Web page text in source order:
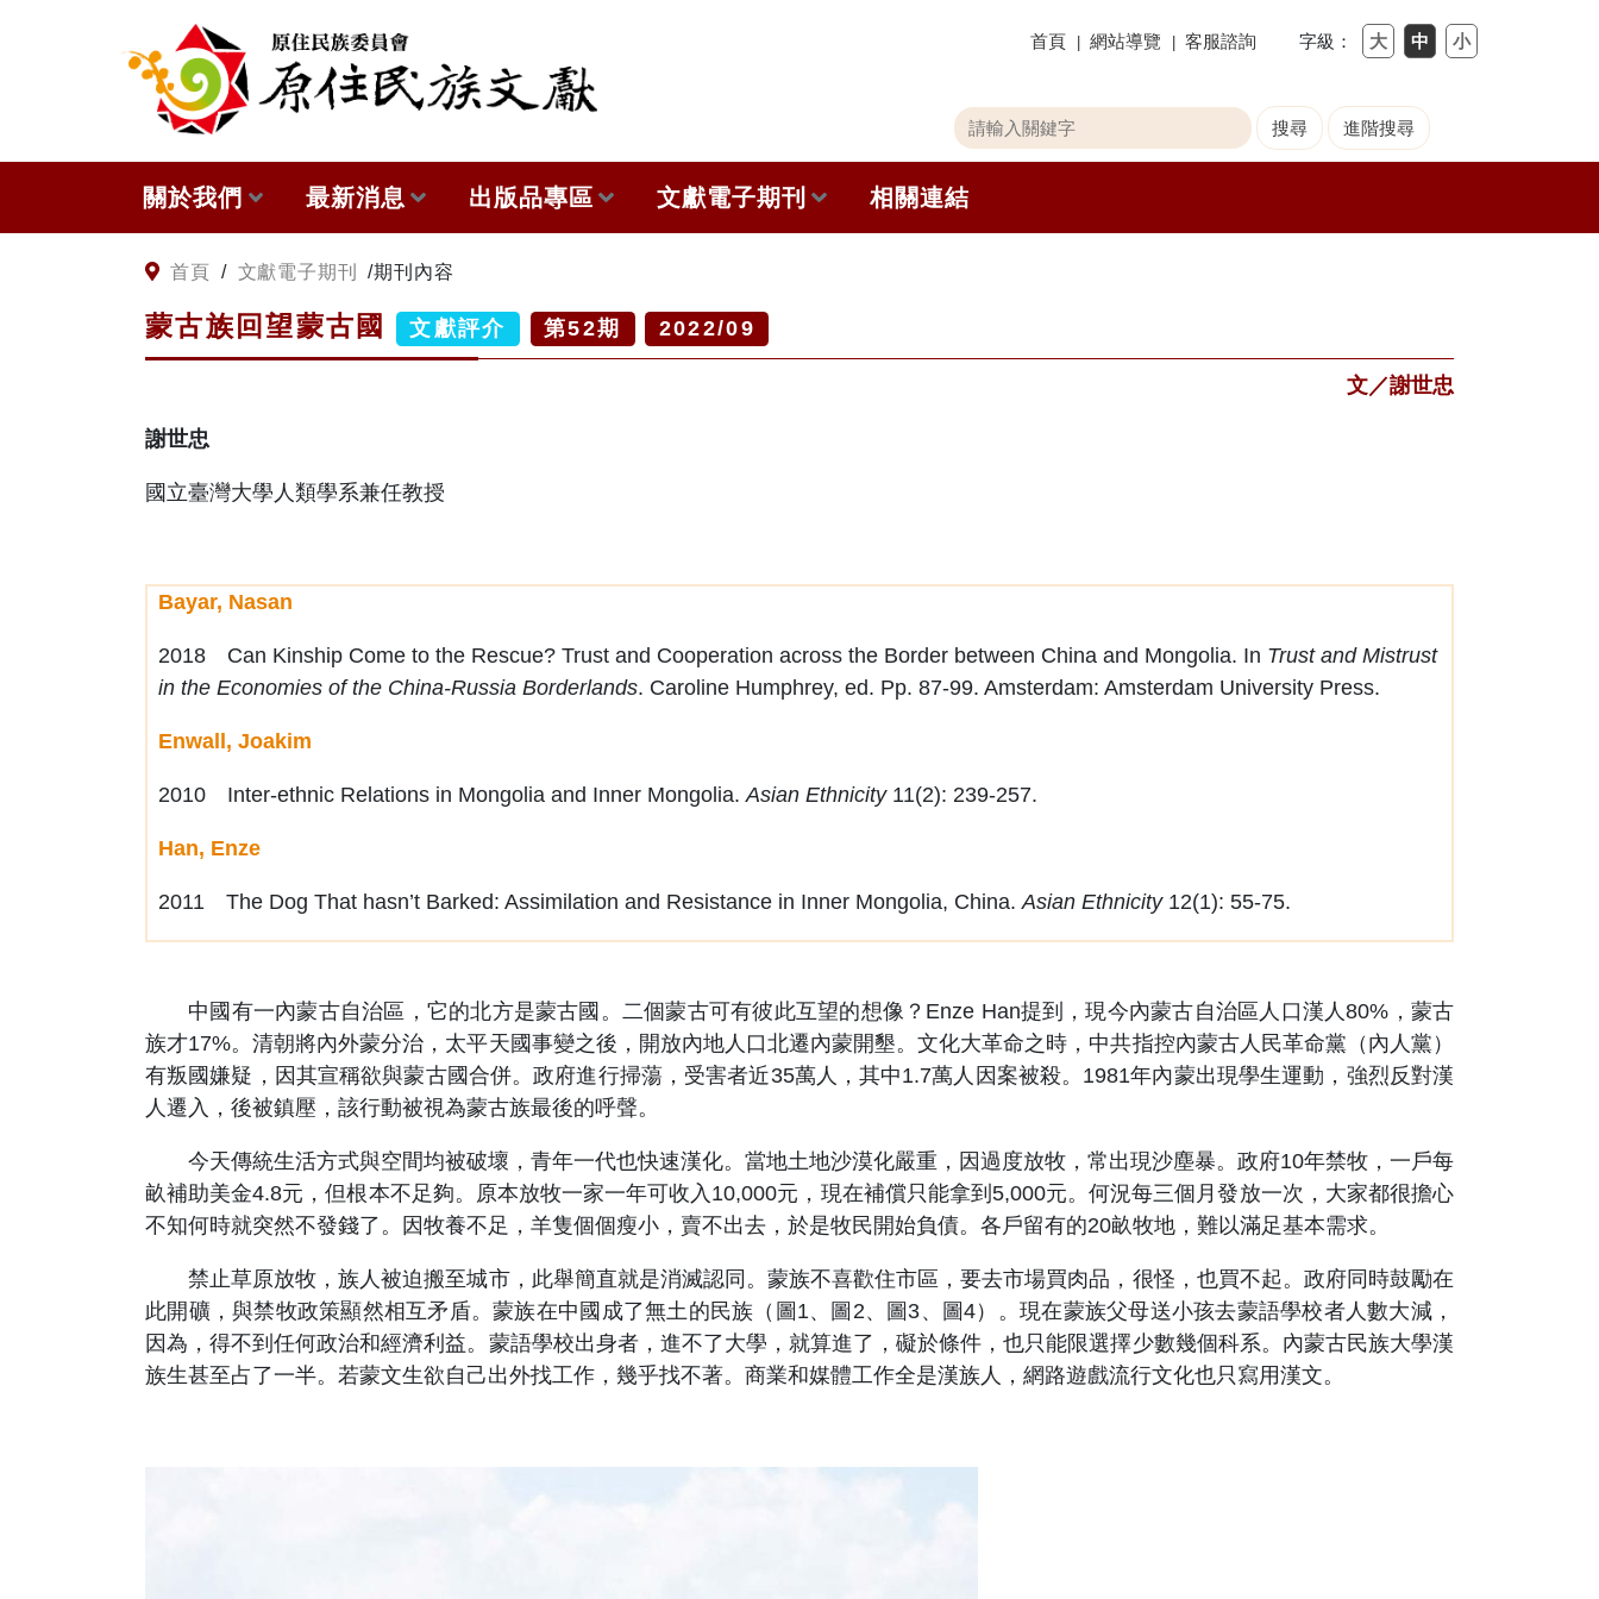
首頁
網站導覽 客服諮詢 字級：
關
鍵
搜
請
輸
關
關於我們
關於原住民族文獻會
原住民族文獻會設置要點
歷次會議記錄
最新消息
網站訊息
徵稿訊息
出版品專區
與國史館共同出版品介紹
文獻電子期刊
歷史期刊
相關連結
首頁 / 文獻電子期刊 /期刊內容
蒙古族回望蒙古國 文獻評介 第52期 2022/09
文／謝世忠
謝世忠
國立臺灣大學人類學系兼任教授
Bayar, Nasan
2018 Can Kinship Come to the Rescue? Trust and Cooperation across the Border between China and Mongolia. In Trust and Mistrust
in the Economies of the China-Russia Borderlands. Caroline Humphrey, ed. Pp. 87-99. Amsterdam: Amsterdam University Press.
Enwall, Joakim
2010 Inter-ethnic Relations in Mongolia and Inner Mongolia.Asian Ethnicity11(2): 239-257.
Han, Enze
2011 The Dog That hasn’t Barked: Assimilation and Resistance in Inner Mongolia, China.Asian Ethnicity12(1): 55-75.
中國有一內蒙古自治區，它的北方是蒙古國。二個蒙古可有彼此互望的想像？Enze Han提到，現今內蒙古自治區人口漢人80%，蒙古
族才17%。清朝將內外蒙分治，太平天國事變之後，開放內地人口北遷內蒙開墾。文化大革命之時，中共指控內蒙古人民革命黨（內人黨）
有叛國嫌疑，因其宣稱欲與蒙古國合併。政府進行掃蕩，受害者近35萬人，其中1.7萬人因案被殺。1981年內蒙出現學生運動，強烈反對漢
人遷入，後被鎮壓，該行動被視為蒙古族最後的呼聲。
今天傳統生活方式與空間均被破壞，青年一代也快速漢化。當地土地沙漠化嚴重，因過度放牧，常出現沙塵暴。政府10年禁牧，一戶每
畝補助美金4.8元，但根本不足夠。原本放牧一家一年可收入10,000元，現在補償只能拿到5,000元。何況每三個月發放一次，大家都很擔心
不知何時就突然不發錢了。因牧養不足，羊隻個個瘦小，賣不出去，於是牧民開始負債。各戶留有的20畝牧地，難以滿足基本需求。
禁止草原放牧，族人被迫搬至城市，此舉簡直就是消滅認同。蒙族不喜歡住市區，要去市場買肉品，很怪，也買不起。政府同時鼓勵在
此開礦，與禁牧政策顯然相互矛盾。蒙族在中國成了無土的民族（圖1、圖2、圖3、圖4）。現在蒙族父母送小孩去蒙語學校者人數大減，
因為，得不到任何政治和經濟利益。蒙語學校出身者，進不了大學，就算進了，礙於條件，也只能限選擇少數幾個科系。內蒙古民族大學漢
族生甚至占了一半。若蒙文生欲自己出外找工作，幾乎找不著。商業和媒體工作全是漢族人，網路遊戲流行文化也只寫用漢文。